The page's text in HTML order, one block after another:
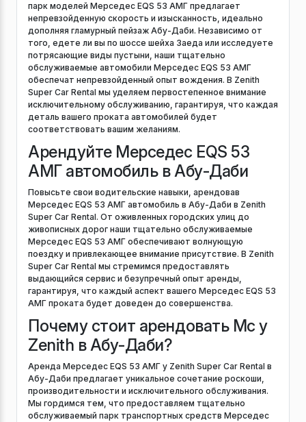
парк моделей Мерседес EQS 53 АМГ предлагает
непревзойденную скорость и изысканность, идеально
дополняя гламурный пейзаж Абу-Даби. Независимо от
того, едете ли вы по шоссе шейха Заеда или исследуете
потрясающие виды пустыни, наши тщательно
обслуживаемые автомобили Мерседес EQS 53 АМГ
обеспечат непревзойденный опыт вождения. В Zenith
Super Car Rental мы уделяем первостепенное внимание
исключительному обслуживанию, гарантируя, что каждая
деталь вашего проката автомобилей будет
соответствовать вашим желаниям.
Арендуйте Мерседес EQS 53
АМГ автомобиль в Абу-Даби
Повысьте свои водительские навыки, арендовав
Мерседес EQS 53 АМГ автомобиль в Абу-Даби в Zenith
Super Car Rental. От оживленных городских улиц до
живописных дорог наши тщательно обслуживаемые
Мерседес EQS 53 АМГ обеспечивают волнующую
поездку и привлекающее внимание присутствие. В Zenith
Super Car Rental мы стремимся предоставлять
выдающийся сервис и безупречный опыт аренды,
гарантируя, что каждый аспект вашего Мерседес EQS 53
АМГ проката будет доведен до совершенства.
Почему стоит арендовать Mc у
Zenith в Абу-Даби?
Аренда Мерседес EQS 53 АМГ у Zenith Super Car Rental в
Абу-Даби предлагает уникальное сочетание роскоши,
производительности и исключительного обслуживания.
Мы гордимся тем, что предоставляем тщательно
обслуживаемый парк транспортных средств Мерседес